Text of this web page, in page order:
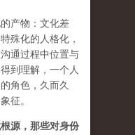
产物：文化差
殊化的人格化，
通过程中位置与
到理解，一个人
角色，久而久
征。
源，那些对身份